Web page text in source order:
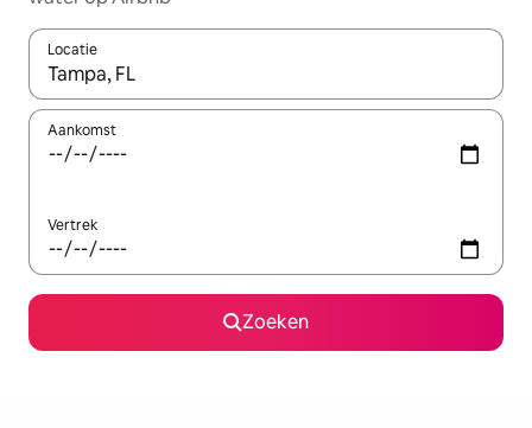
Locatie
Wanneer er resultaten beschikbaar zijn, maak je een keuze
Aankomst
Vertrek
Zoeken